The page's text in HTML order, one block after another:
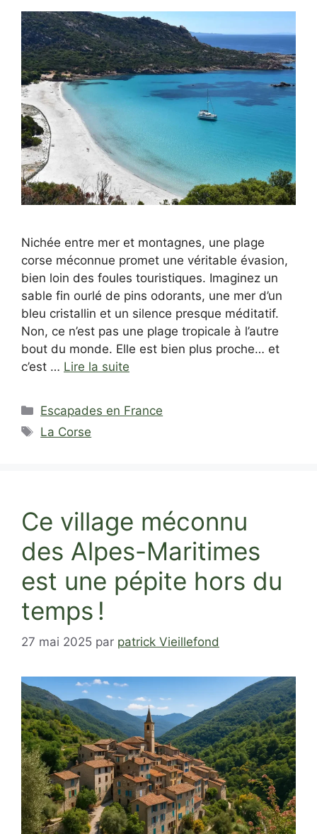
Nichée entre mer et montagnes, une plage
corse méconnue promet une véritable évasion,
bien loin des foules touristiques. Imaginez un
sable fin ourlé de pins odorants, une mer d’un
bleu cristallin et un silence presque méditatif.
Non, ce n’est pas une plage tropicale à l’autre
bout du monde. Elle est bien plus proche… et
c’est … Lire la suite
Catégories
Escapades en France
Étiquettes
La Corse
Ce village méconnu
des Alpes-Maritimes
est une pépite hors du
temps !
27 mai 2025 par patrick Vieillefond